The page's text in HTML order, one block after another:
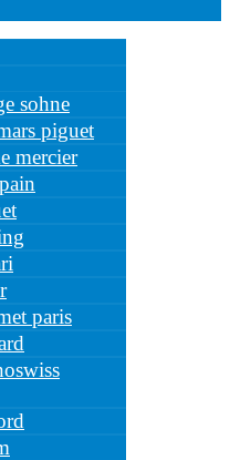
sohne
piguet
mercier
paris